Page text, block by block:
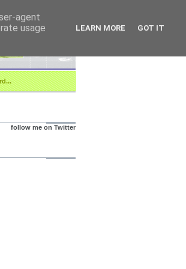
follow me on Twitter
agent
usage
LEARN MORE GOT IT